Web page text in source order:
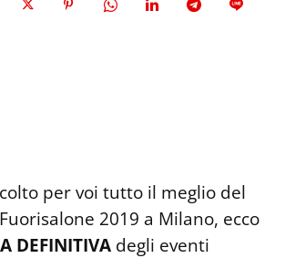
per voi tutto il meglio del
2019 a Milano, ecco
DEFINITIVA degli eventi